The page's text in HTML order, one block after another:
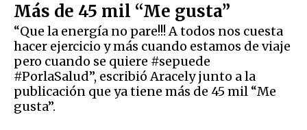
Más de 45 mil “Me gusta”
“Que la energía no pare!!! A todos nos cuesta
hacer ejercicio y más cuando estamos de viaje
pero cuando se quiere #sepuede
#PorlaSalud”, escribió Aracely junto a la
publicación que ya tiene más de 45 mil “Me
gusta”.